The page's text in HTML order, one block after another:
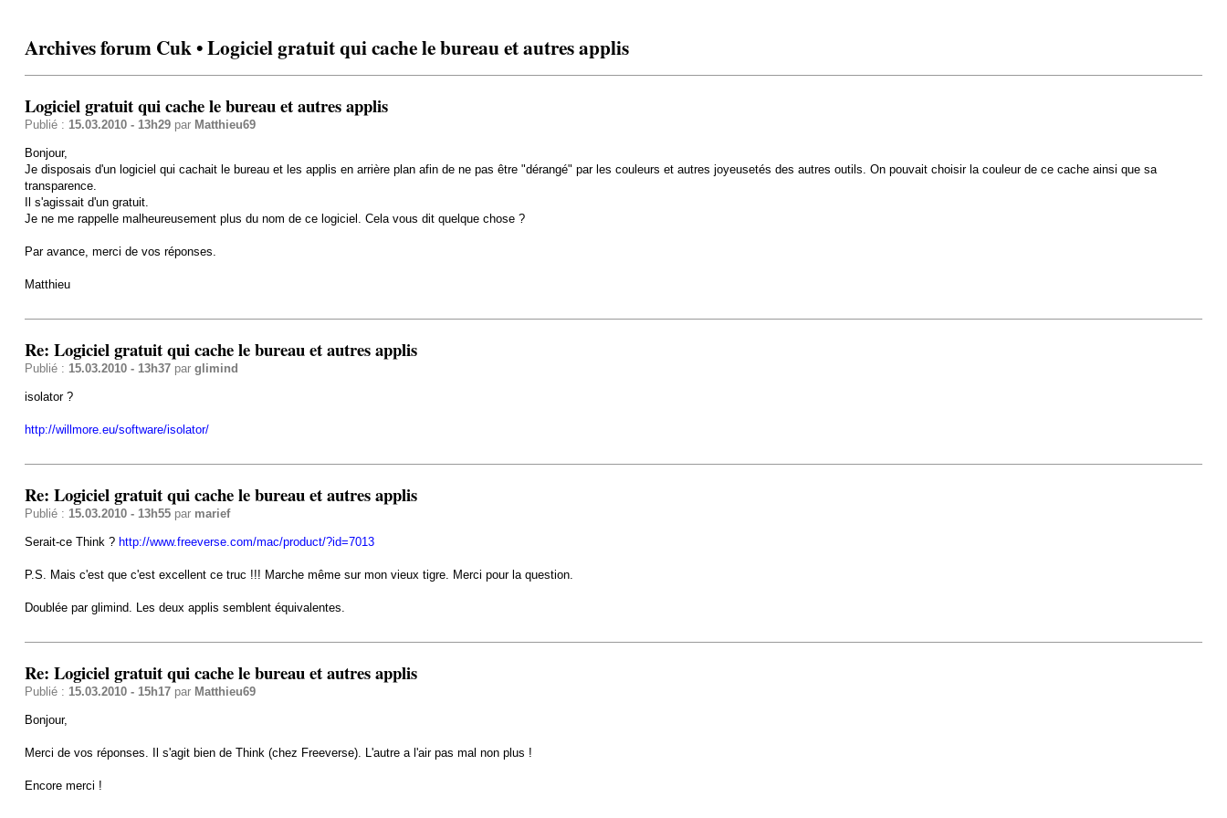
Archives forum Cuk • Logiciel gratuit qui cache le bureau et autres applis
Logiciel gratuit qui cache le bureau et autres applis
Publié : 15.03.2010 - 13h29par Matthieu69
Bonjour,
Je disposais d'un logiciel qui cachait le bureau et les applis en arrière plan afin de ne pas être "dérangé" par les couleurs et autres joyeusetés des autres outils. On pouvait choisir la couleur de ce cache ainsi que sa
transparence.
Il s'agissait d'un gratuit.
Je ne me rappelle malheureusement plus du nom de ce logiciel. Cela vous dit quelque chose ?
Par avance, merci de vos réponses.
Matthieu
Re: Logiciel gratuit qui cache le bureau et autres applis
Publié : 15.03.2010 - 13h37par glimind
isolator ?
http://willmore.eu/software/isolator/
Re: Logiciel gratuit qui cache le bureau et autres applis
Publié : 15.03.2010 - 13h55par marief
Serait-ce Think ? http://www.freeverse.com/mac/product/?id=7013
P.S. Mais c'est que c'est excellent ce truc !!! Marche même sur mon vieux tigre. Merci pour la question.
Doublée par glimind. Les deux applis semblent équivalentes.
Re: Logiciel gratuit qui cache le bureau et autres applis
Publié : 15.03.2010 - 15h17par Matthieu69
Bonjour,
Merci de vos réponses. Il s'agit bien de Think (chez Freeverse). L'autre a l'air pas mal non plus !
Encore merci !